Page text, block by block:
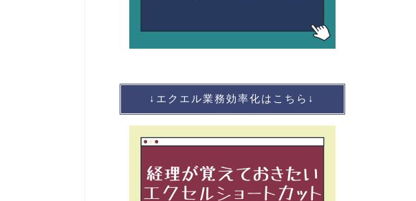
↓エクエル業務効率化はこちら↓